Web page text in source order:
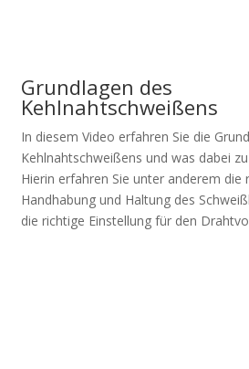
Grundlagen des
Kehlnahtschweißens
In diesem Video erfahren Sie die
Kehlnahtschweißens und was dabei
Hierin erfahren Sie unter anderem die
Handhabung und Haltung des
die richtige Einstellung für den